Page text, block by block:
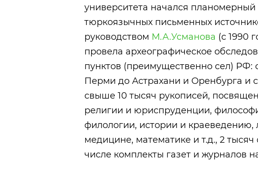
университета начался планомерный
тюркоязычных письменных
руководством М.А.Усманова (с 1990
провела археографическое
пунктов (преимущественно сел) РФ:
Перми до Астрахани и Оренбурга и
свыше 10 тысяч рукописей,
религии и юриспруденции,
филологии, истории и краеведению,
медицине, математике и т.д., 2
числе комплекты газет и журналов